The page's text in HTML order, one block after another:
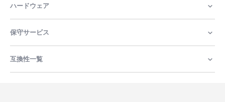
ハードウェア
保守サービス
互換性一覧